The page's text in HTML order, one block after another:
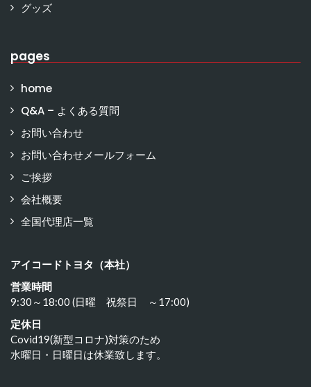
グッズ
pages
home
Q&A – よくある質問
お問い合わせ
お問い合わせメールフォーム
ご挨拶
会社概要
全国代理店一覧
アイコードトヨタ（本社）
営業時間
9:30～18:00 (日曜 祝祭日 ～17:00)
定休日
Covid19(新型コロナ)対策のため
水曜日・日曜日は休業致します。